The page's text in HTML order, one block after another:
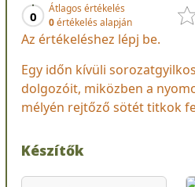
0
Átlagos értékelés
0értékelés alapján
Az értékeléshez lépj be.
Egy időn kívüli
dolgozóit, miközben a
mélyén rejtőző sötét titkok
Készítők